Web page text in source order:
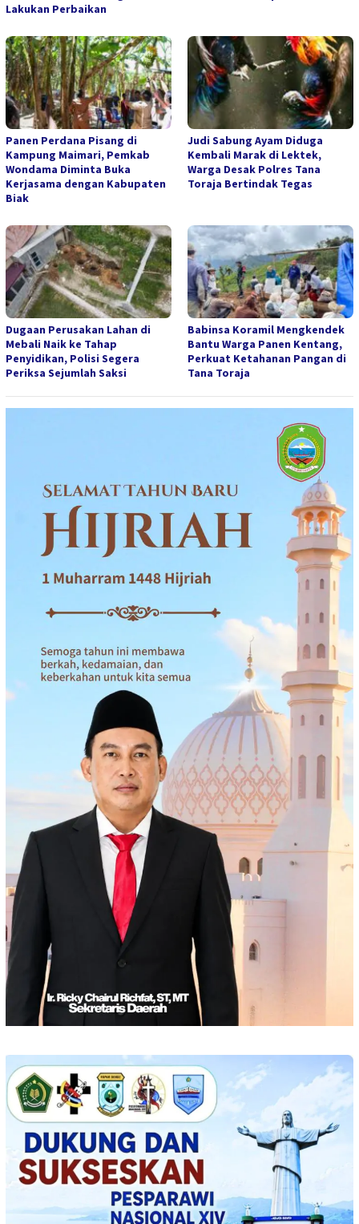
Lakukan Perbaikan
Panen Perdana Pisang di
Kampung Maimari, Pemkab
Wondama Diminta Buka
Kerjasama dengan Kabupaten
Biak
Judi Sabung Ayam Diduga
Kembali Marak di Lektek,
Warga Desak Polres Tana
Toraja Bertindak Tegas
Dugaan Perusakan Lahan di
Mebali Naik ke Tahap
Penyidikan, Polisi Segera
Periksa Sejumlah Saksi
Babinsa Koramil Mengkendek
Bantu Warga Panen Kentang,
Perkuat Ketahanan Pangan di
Tana Toraja